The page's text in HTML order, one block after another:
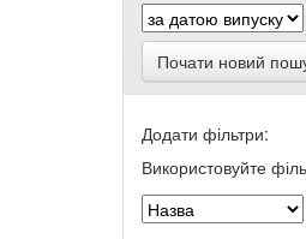
Почати новий
Додати фільтри:
Використовуйте